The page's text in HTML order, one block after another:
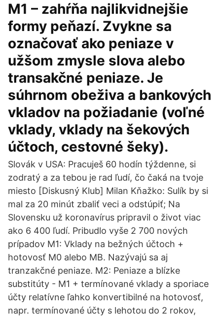
M1 – zahŕňa najlikvidnejšie
formy peňazí. Zvykne sa
označovať ako peniaze v
užšom zmysle slova alebo
transakčné peniaze. Je
súhrnom obeživa a bankových
vkladov na požiadanie (voľné
vklady, vklady na šekových
účtoch, cestovné šeky).
Slovák v USA: Pracuješ 60 hodín týždenne, si
zodratý a za tebou je rad ľudí, čo čaká na tvoje
miesto [Diskusný Klub] Milan Kňažko: Sulík by si
mal za 20 minút zbaliť veci a odstúpiť; Na
Slovensku už koronavírus pripravil o život viac
ako 6 400 ľudí. Pribudlo vyše 2 700 nových
prípadov M1: Vklady na bežných účtoch +
hotovosť M0 alebo MB. Nazývajú sa aj
tranzakčné peniaze. M2: Peniaze a blízke
substitúty - M1 + termínované vklady a sporiace
účty relatívne ľahko konvertibilné na hotovosť,
napr. termínované účty s lehotou do 2 rokov,